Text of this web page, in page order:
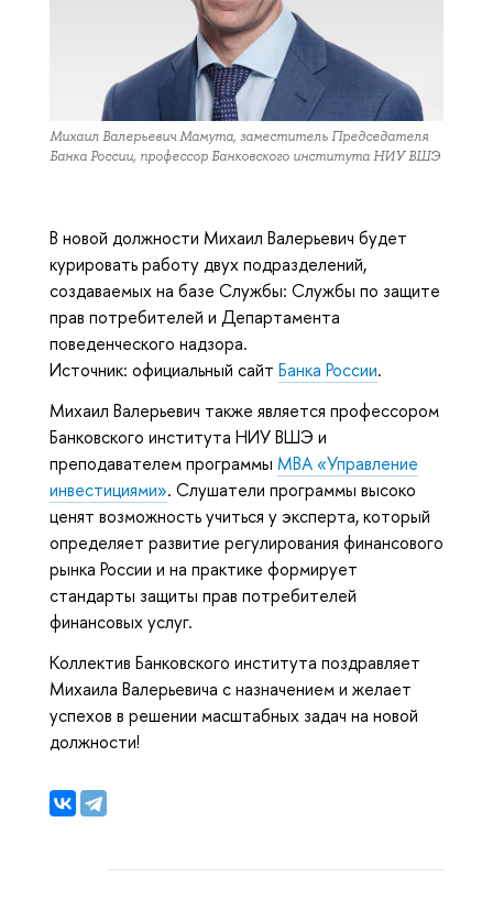
Михаил Валерьевич Мамута, заместитель Председателя
Банка России, профессор Банковского института НИУ ВШЭ
В новой должности Михаил Валерьевич будет
курировать работу двух подразделений,
создаваемых на базе Службы: Службы по защите
прав потребителей и Департамента
поведенческого надзора.
Источник: официальный сайт Банка России.
Михаил Валерьевич также является профессором
Банковского института НИУ ВШЭ и
преподавателем программы MBA «Управление
инвестициями». Слушатели программы высоко
ценят возможность учиться у эксперта, который
определяет развитие регулирования финансового
рынка России и на практике формирует
стандарты защиты прав потребителей
финансовых услуг.
Коллектив Банковского института поздравляет
Михаила Валерьевича с назначением и желает
успехов в решении масштабных задач на новой
должности!